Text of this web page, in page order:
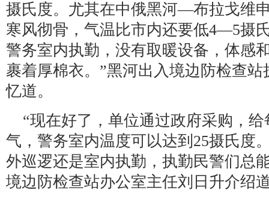
摄氏度。尤其在中俄黑河—布拉戈维
寒风彻骨，气温比市内还要低4—5摄
警务室内执勤，没有取暖设备，体感
裹着厚棉衣。”黑河出入境边防检查
忆道。
“现在好了，单位通过政府采购，
气，警务室内温度可以达到25摄氏度
外巡逻还是室内执勤，执勤民警们总
境边防检查站办公室主任刘日升介绍